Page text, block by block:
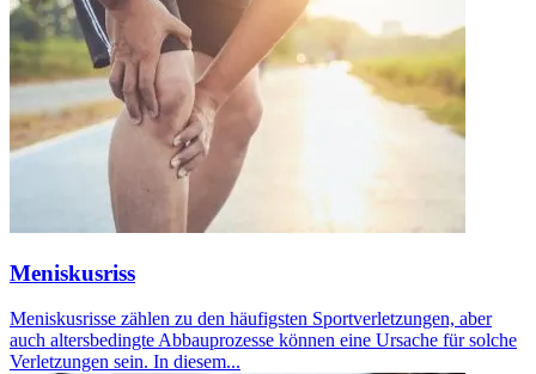
Meniskusriss
Meniskusrisse zählen zu den häufigsten Sportverletzungen, aber
auch altersbedingte Abbauprozesse können eine Ursache für solche
Verletzungen sein. In diesem...